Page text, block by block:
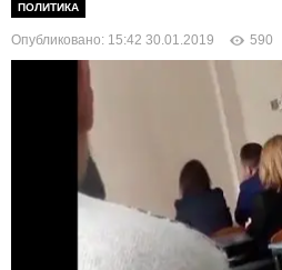
В МИРЕ
ПОЛИТИКА
Опубликовано: 15:42 30.01.2019 590